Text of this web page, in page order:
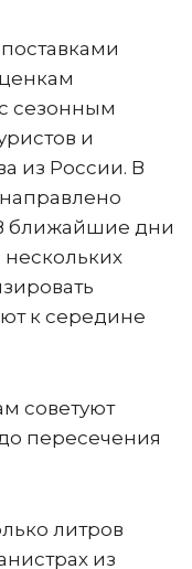
сезонным
и
из России. В
ближайшие дни
к середине
советуют
пересечения
литров
из